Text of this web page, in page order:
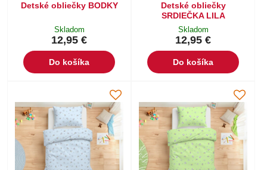
Detské obliečky BODKY
Skladom
12,95 €
Do košíka
Detské obliečky
SRDIEČKA LILA
Skladom
12,95 €
Do košíka